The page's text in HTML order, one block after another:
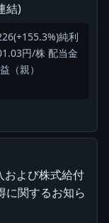
結)
純利
円/株 配当金
（親）
および株式給付
に関するお知ら